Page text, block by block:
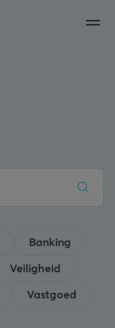
Banking
Veiligheid
Vastgoed